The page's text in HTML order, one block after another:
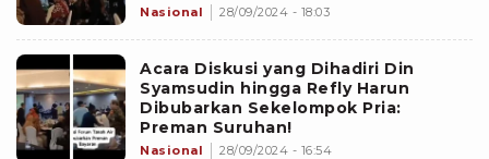
Nasional 28/09/2024 - 18:03
Acara Diskusi yang Dihadiri Din
Syamsudin hingga Refly Harun
Dibubarkan Sekelompok Pria:
Preman Suruhan!
Nasional 28/09/2024 - 16:54